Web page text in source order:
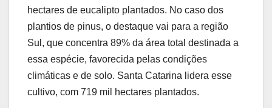
hectares de eucalipto plantados. No caso dos
plantios de pinus, o destaque vai para a região
Sul, que concentra 89% da área total destinada a
essa espécie, favorecida pelas condições
climáticas e de solo. Santa Catarina lidera esse
cultivo, com 719 mil hectares plantados.